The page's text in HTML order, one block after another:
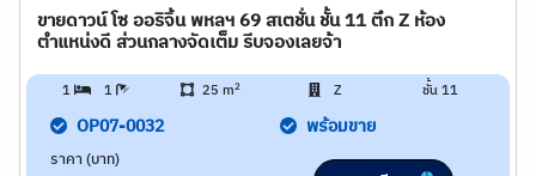
ขายดาวน์ โซ ออริจิ้น พหลฯ 69 สเตชั่น ชั้น 11 ตึก Z ห้อง
ตำแหน่งดี ส่วนกลางจัดเต็ม รีบจองเลยจ้า
1 1 25 m2 Z ชั้น 11
OP07-0032 พร้อมขาย
ราคา (บาท)